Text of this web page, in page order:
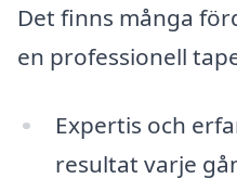
Det finns många
en professionell
Expertis och
resultat varje